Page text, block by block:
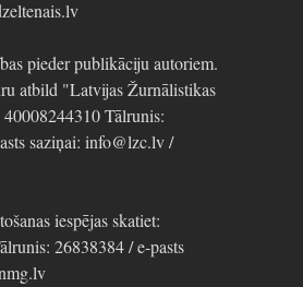
pieder publikāciju autoriem.
atbild "Latvijas Žurnālistikas
Tālrunis:
saziņai: info@lzc.lv /
iespējas skatiet:
26838384 / e-pasts